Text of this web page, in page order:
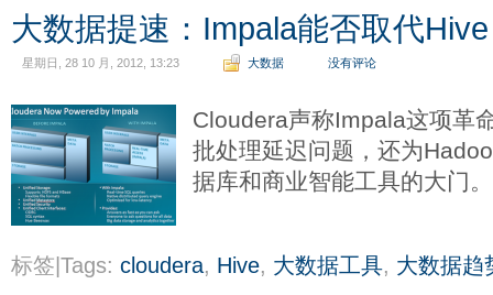
大数据提速：Impala能否取代Hive
星期日, 28 10 月, 2012, 13:23 大数据 没有评论
Cloudera声称Impala这项革
批处理延迟问题，还为
据库和商业智能工具的大门
标签|Tags: cloudera, Hive, 大数据工具, 大数据趋